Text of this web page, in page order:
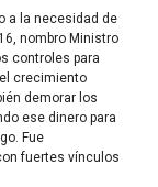
a la necesidad de
nombro Ministro
controles para
crecimiento
demorar los
ese dinero para
Fue
fuertes vínculos